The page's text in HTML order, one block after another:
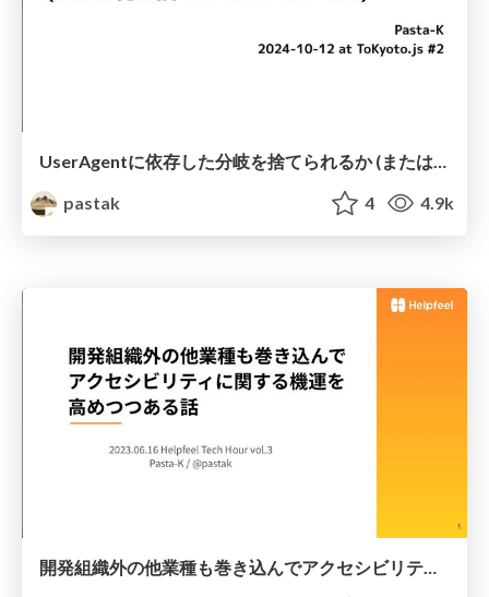
UserAgentに依存した分岐を捨てられるか (または何故捨てられていないのか)
pastak
4 4.9k
開発組織外の他業種も巻き込んでアクセシビリティに関する機運を高めつつある話